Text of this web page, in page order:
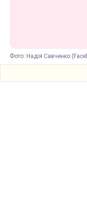
Фото: Надія Савченко